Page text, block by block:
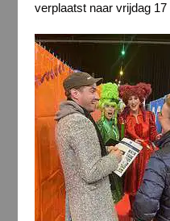
verplaatst naar vrijdag